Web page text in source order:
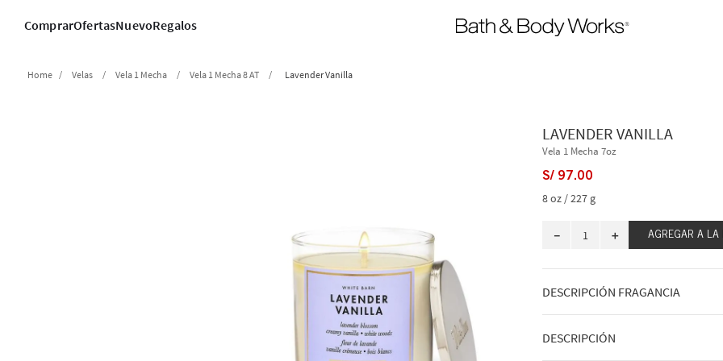
ComprarOfertasNuevoRegalos
Velas Vela 1 Mecha Vela 1 Mecha 8 AT Lavender Vanilla
LAVENDER VANILLA
Vela 1 Mecha 7oz
S/ 97.00
8 oz / 227 g
＋
－ AGREGAR A LA
DESCRIPCIÓN FRAGANCIA
A qué huele: un ramo de noche de
DESCRIPCIÓN